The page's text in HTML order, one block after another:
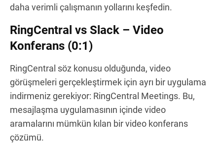
daha verimli çalışmanın yollarını keşfedin.
RingCentral vs Slack – Video
Konferans (0:1)
RingCentral söz konusu olduğunda, video
görüşmeleri gerçekleştirmek için ayrı bir uygulama
indirmeniz gerekiyor: RingCentral Meetings. Bu,
mesajlaşma uygulamasının içinde video
aramalarını mümkün kılan bir video konferans
çözümü.